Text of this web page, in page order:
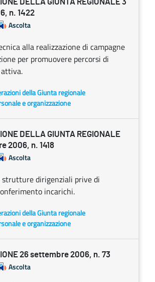
DELLA GIUNTA REGIONALE 3
n. 1422
Ascolta
alla realizzazione di campagne
per promuovere percorsi di
della Giunta regionale
e organizzazione
DELLA GIUNTA REGIONALE
2006, n. 1418
Ascolta
strutture dirigenziali prive di
incarichi.
della Giunta regionale
e organizzazione
26 settembre 2006, n. 73
Ascolta